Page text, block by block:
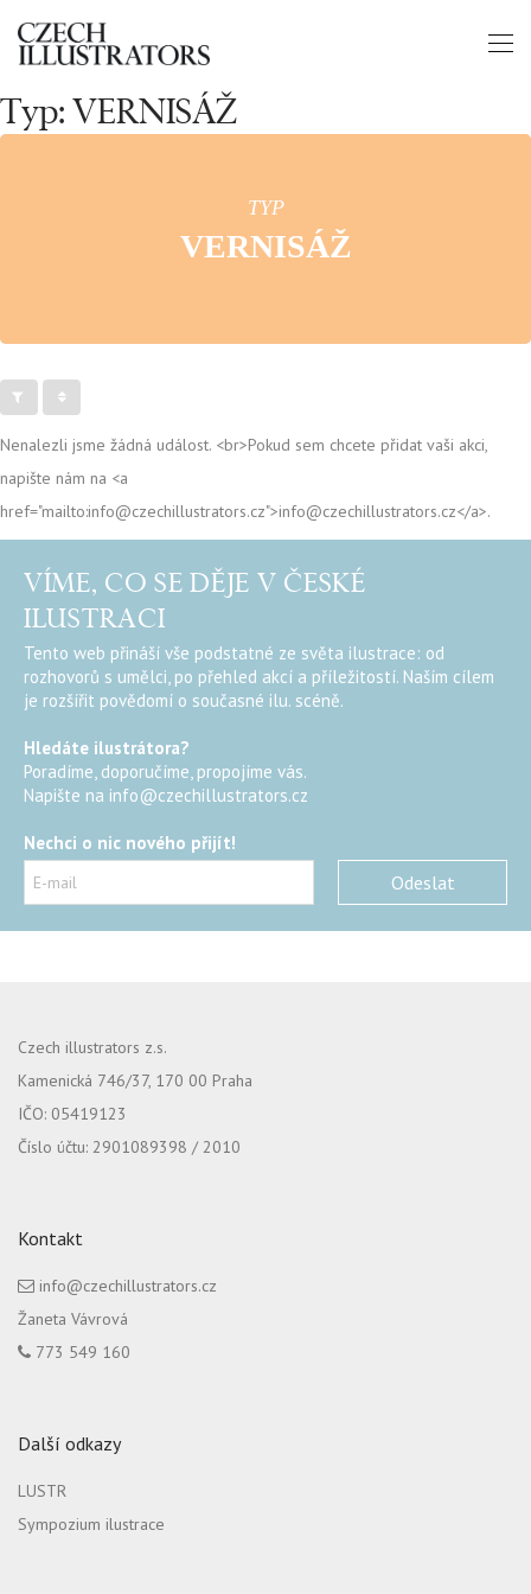
Typ: VERNISÁŽ
TYP
VERNISÁŽ
Nenalezli jsme žádná událost. <br>Pokud sem chcete přidat vaši akci,
napište nám na <a
href="mailto:info@czechillustrators.cz">info@czechillustrators.cz</a>.
VÍME, CO SE DĚJE V ČESKÉ
ILUSTRACI
Tento web přináší vše podstatné ze světa ilustrace: od
rozhovorů s umělci, po přehled akcí a příležitostí. Naším cílem
je rozšířit povědomí o současné ilu. scéně.
Hledáte ilustrátora?
Poradíme, doporučíme, propojíme vás.
Napište na info@czechillustrators.cz
Nechci o nic nového přijít!
Czech illustrators z.s.
Kamenická 746/37, 170 00 Praha
IČO: 05419123
Číslo účtu: 2901089398 / 2010
Kontakt
info@czechillustrators.cz
Žaneta Vávrová
773 549 160
Další odkazy
LUSTR
Sympozium ilustrace